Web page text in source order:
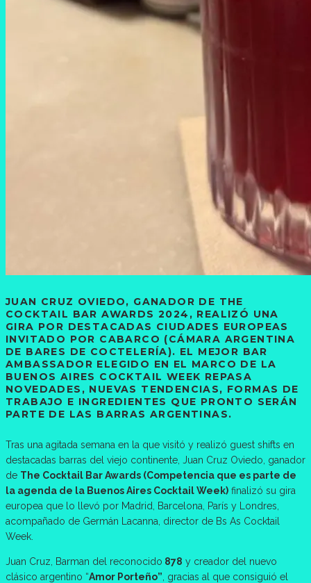
JUAN CRUZ OVIEDO, GANADOR DE THE
COCKTAIL BAR AWARDS 2024, REALIZÓ UNA
GIRA POR DESTACADAS CIUDADES EUROPEAS
INVITADO POR CABARCO (CÁMARA ARGENTINA
DE BARES DE COCTELERÍA). EL MEJOR BAR
AMBASSADOR ELEGIDO EN EL MARCO DE LA
BUENOS AIRES COCKTAIL WEEK REPASA
NOVEDADES, NUEVAS TENDENCIAS, FORMAS DE
TRABAJO E INGREDIENTES QUE PRONTO SERÁN
PARTE DE LAS BARRAS ARGENTINAS.
Tras una agitada semana en la que visitó y realizó guest shifts en
destacadas barras del viejo continente, Juan Cruz Oviedo, ganador
de The Cocktail Bar Awards (Competencia que es parte de
la agenda de la Buenos Aires Cocktail Week) finalizó su gira
europea que lo llevó por Madrid, Barcelona, París y Londres,
acompañado de Germán Lacanna, director de Bs As Cocktail
Week.
Juan Cruz, Barman del reconocido 878 y creador del nuevo
clásico argentino “Amor Porteño” , gracias al que consiguió el